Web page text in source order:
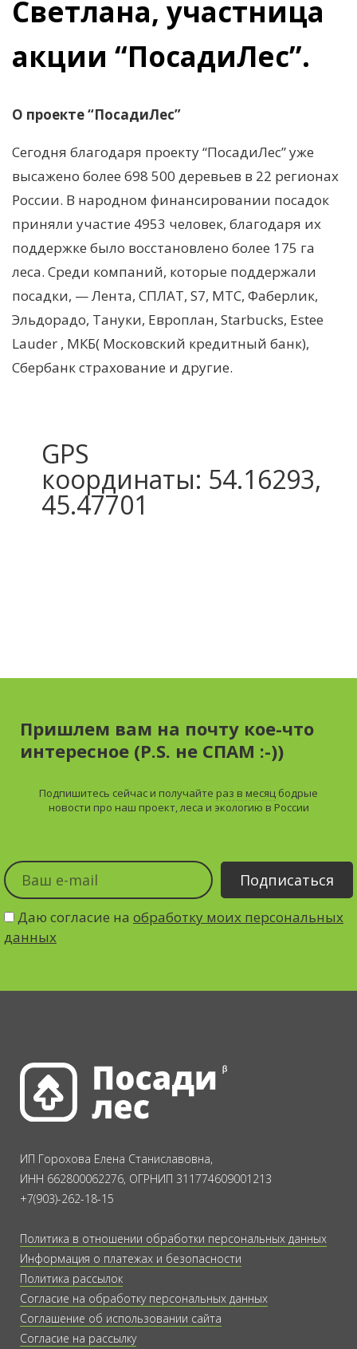
Светлана, участница
акции “ПосадиЛес”.
О проекте “ПосадиЛес”
Сегодня благодаря проекту “ПосадиЛес” уже
высажено более 698 500 деревьев в 22 регионах
России. В народном финансировании посадок
приняли участие 4953 человек, благодаря их
поддержке было восстановлено более 175 га
леса. Среди компаний, которые поддержали
посадки, — Лента, СПЛАТ, S7, МТС, Фаберлик,
Эльдорадо, Тануки, Европлан, Starbucks, Estee
Lauder , МКБ( Московский кредитный банк),
Сбербанк страхование и другие.
GPS
координаты: 54.16293,
45.47701
Пришлем вам на почту кое-что
интересное (P.S. не СПАМ :-))
Подпишитесь сейчас и получайте раз в месяц бодрые
новости про наш проект, леса и экологию в России
Даю согласие на обработку моих персональных
данных
ИП Горохова Елена Станиславовна,
ИНН 662800062276, ОГРНИП 311774609001213
+7(903)-262-18-15
Политика в отношении обработки персональных данных
Информация о платежах и безопасности
Политика рассылок
Согласие на обработку персональных данных
Соглашение об использовании сайта
Согласие на рассылку